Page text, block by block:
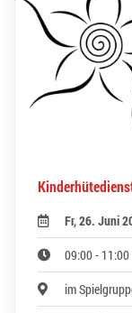
Fr, 26. Juni
09:00 - 11:00
im